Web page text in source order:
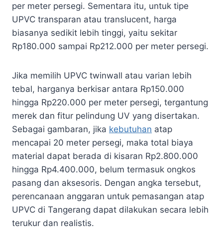
per meter persegi. Sementara itu, untuk tipe
UPVC transparan atau translucent, harga
biasanya sedikit lebih tinggi, yaitu sekitar
Rp180.000 sampai Rp212.000 per meter persegi.
Jika memilih UPVC twinwall atau varian lebih
tebal, harganya berkisar antara Rp150.000
hingga Rp220.000 per meter persegi, tergantung
merek dan fitur pelindung UV yang disertakan.
Sebagai gambaran, jika kebutuhan atap
mencapai 20 meter persegi, maka total biaya
material dapat berada di kisaran Rp2.800.000
hingga Rp4.400.000, belum termasuk ongkos
pasang dan aksesoris. Dengan angka tersebut,
perencanaan anggaran untuk pemasangan atap
UPVC di Tangerang dapat dilakukan secara lebih
terukur dan realistis.